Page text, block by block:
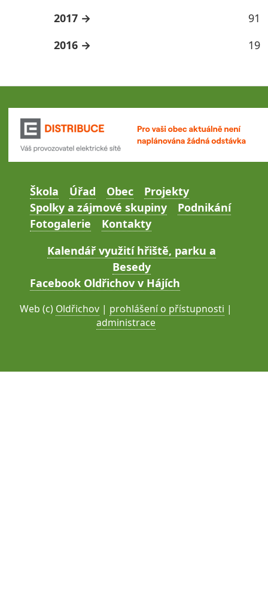
2017
91
2016
19
Škola Úřad Obec
Projekty
Spolky a zájmové skupiny
Podnikání
Fotogalerie
Kontakty
Kalendář využití hřiště, parku a
Besedy
Facebook Oldřichov v Hájích
Web (c) Oldřichov | prohlášení o přístupnosti |
administrace